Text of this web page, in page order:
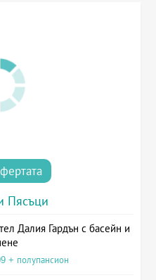
Пясъци
Далия Гардън с басейн и
+ полупансион